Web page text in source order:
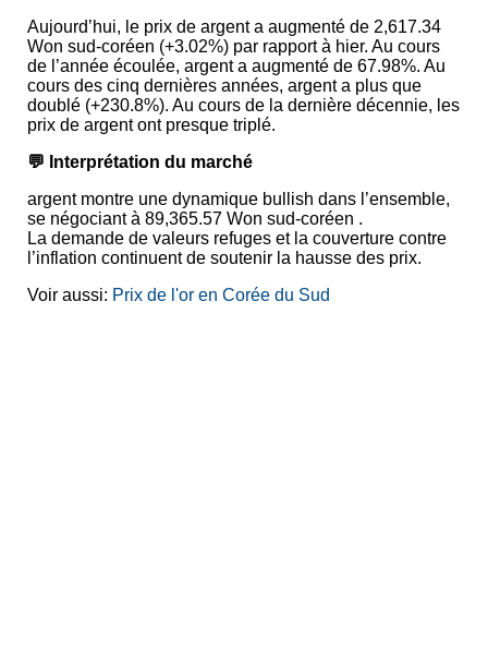
Aujourd’hui, le prix de argent a augmenté de 2,617.34
Won sud-coréen (+3.02%) par rapport à hier. Au cours
de l’année écoulée, argent a augmenté de 67.98%. Au
cours des cinq dernières années, argent a plus que
doublé (+230.8%). Au cours de la dernière décennie, les
prix de argent ont presque triplé.
💬 Interprétation du marché
argent montre une dynamique bullish dans l’ensemble,
se négociant à 89,365.57 Won sud-coréen .
La demande de valeurs refuges et la couverture contre
l’inflation continuent de soutenir la hausse des prix.
Voir aussi: Prix de l'or en Corée du Sud